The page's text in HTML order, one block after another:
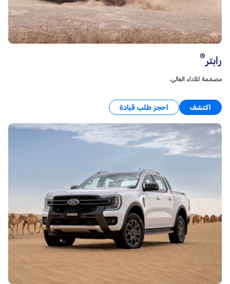
رابتر®
مصمّمة للأداء العالي.
اكتشف احجز طلب قيادة